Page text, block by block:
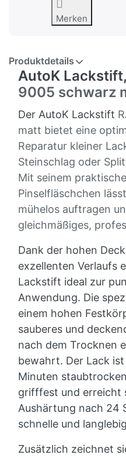
Merken
Produktdetails
AutoK
9005 schwarz
Der AutoK Lackstift
matt bietet eine
Reparatur kleiner
Steinschlag oder
Mit seinem
Pinselfläschchen
mühelos auftragen
gleichmäßiges,
Dank der hohen
exzellenten Verlaufs
Lackstift ideal zur
Anwendung. Die
einem hohen
sauberes und
nach dem Trocknen
bewahrt. Der Lack
Minuten
grifffest und erreicht
Aushärtung nach 24
schnelle und
Zusätzlich zeichnet